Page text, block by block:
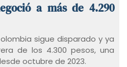
a más de 4.290
sigue disparado y ya
de los 4.300 pesos, una
octubre de 2023.